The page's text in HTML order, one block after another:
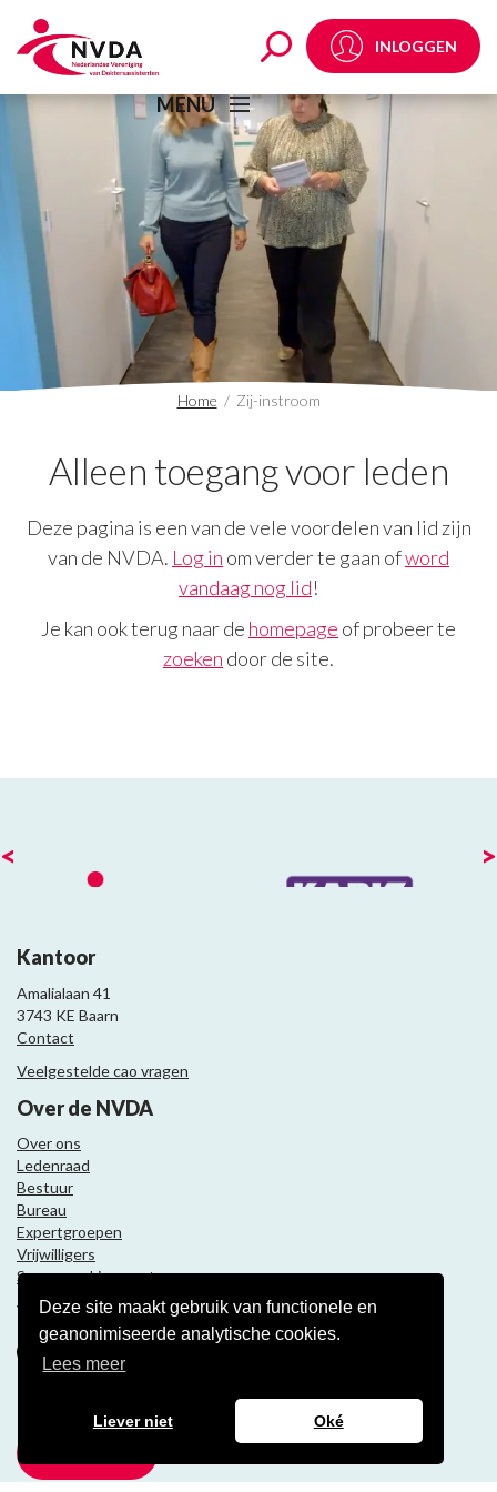
Deze site maakt gebruik van functionele en
geanonimiseerde analytische cookies.
Lees meer
Liever niet Oké
Zij-instroom Archives
INLOGGEN
MENU
Home / Zij-instroom
Alleen toegang voor leden
Deze pagina is een van de vele voordelen van lid zijn
van de NVDA. Log in om verder te gaan ofword
vandaag nog lid!
Je kan ook terug naar de homepage of probeer te
zoeken door de site.
< >
Kantoor
Amalialaan 41
3743 KE Baarn
Contact
Veelgestelde cao vragen
Over de NVDA
Over ons
Ledenraad
Bestuur
Bureau
Expertgroepen
Vrijwilligers
Samenwerkingspartners
Volg ons